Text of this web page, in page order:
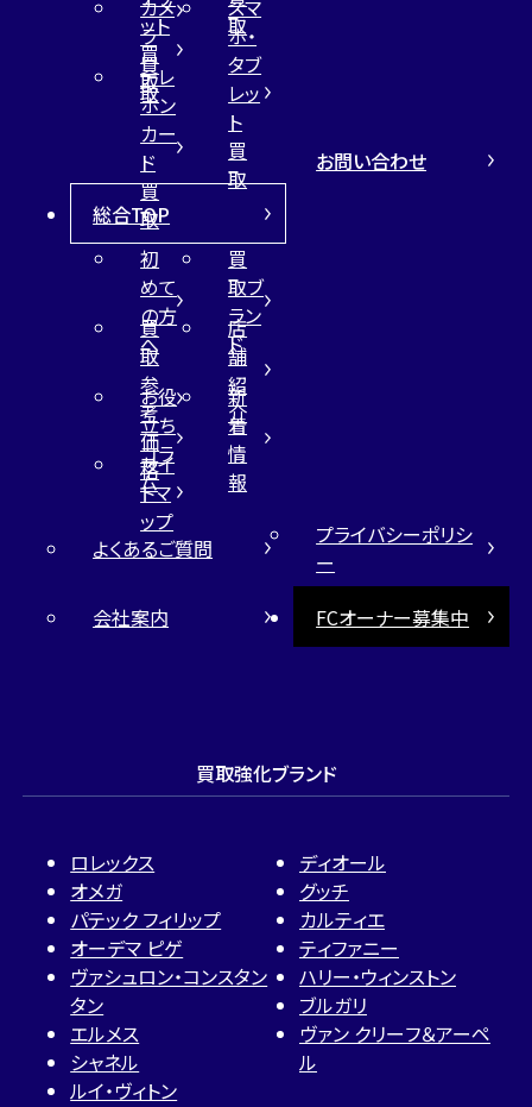
ット
買
取
取
カメ
ラ
買
取
スマ
ホ・
タブ
レッ
ト
買
取
テレ
ホン
カー
ド
買
取
総合TOP
初
めて
の方
へ
買
取ブ
ラン
ド
買
取
参
考
価
格
店
舗
紹
介
お役
立ち
コラ
ム
新
着
情
報
サイ
トマ
ップ
お問い合わせ
よくあるご質問
プライバシーポリシ
ー
会社案内
FCオーナー募集中
買取強化ブランド
ロレックス
オメガ
パテック フィリップ
オーデマ ピゲ
ヴァシュロン・コンスタン
タン
エルメス
シャネル
ルイ・ヴィトン
ディオール
グッチ
カルティエ
ティファニー
ハリー・ウィンストン
ブルガリ
ヴァン クリーフ＆アーペ
ル